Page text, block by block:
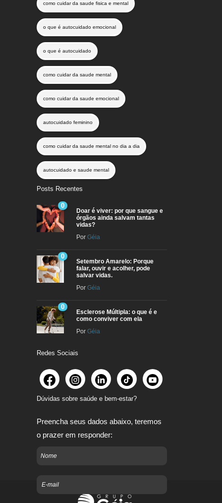
como cuidar da saude fisica e mental
o que é autocuidado emocional
o que é autocuidado
como cuidar da saude mental
como cuidar da saude emocional
autocuidado feminino
como cuidar da saude mental no dia a dia
autocuidado e saude mental
Posts Recentes
0
Doar é viver: por que sangue e
órgãos ainda salvam tantas
vidas?
Por Géia
0
Setembro Amarelo: Porque
falar, ouvir e acolher, pode
salvar vidas.
Por Géia
0
Esclerose Múltipla: o que é e
como conviver com ela
Por Géia
Redes Sociais
Dúvidas sobre saúde e bem-estar?
Preencha seus dados abaixo, teremos
o prazer em responder: